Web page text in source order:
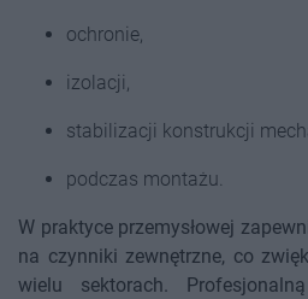
ochronie,
izolacji,
stabilizacji konstrukcji
podczas montażu.
W praktyce przemysłowej
na czynniki zewnętrzne, co
wielu sektorach.